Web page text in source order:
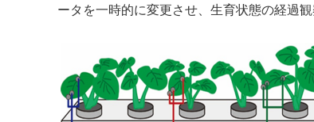
ータを一時的に変更させ、生育状態の経過